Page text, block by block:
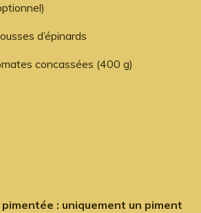
d’épinards
concassées (400 g)
: uniquement un piment